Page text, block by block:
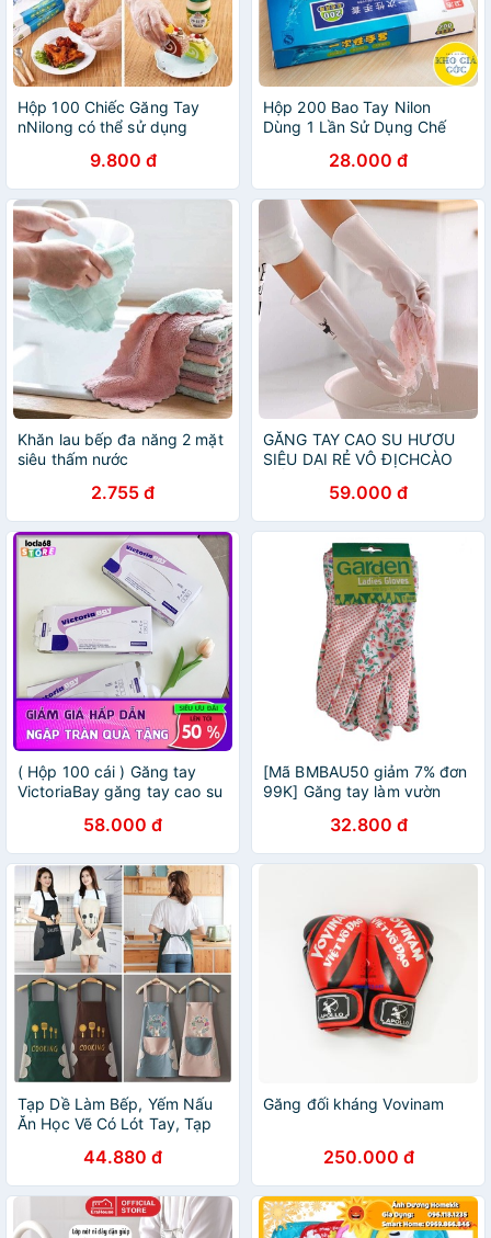
Hộp 100 Chiếc Găng Tay
nNilong có thể sử dụng
9.800 đ
Hộp 200 Bao Tay Nilon
Dùng 1 Lần Sử Dụng Chế
Đa Năng- Mỏng - Dai - Khó
Rách
28.000 đ
Khăn lau bếp đa năng 2 mặt
siêu thấm nước
2.755 đ
GĂNG TAY CAO SU HƯƠU
SIÊU DAI RẺ VÔ ĐỊCHCÀO
59.000 đ
( Hộp 100 cái ) Găng tay
VictoriaBay găng tay cao su
chất liệu TPE không mùi (Đủ
SIZE : L-M-S)
58.000 đ
[Mã BMBAU50 giảm 7% đơn
99K] Găng tay làm vườn
32.800 đ
Tạp Dề Làm Bếp, Yếm Nấu
Ăn Học Vẽ Có Lót Tay, Tạp
Đẹp Mẫu Cooking Hoa Thỏ
44.880 đ
Găng đối kháng Vovinam
250.000 đ